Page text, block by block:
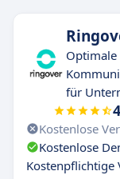
Optimale
für
Kostenlose
Kostenlose
Kostenpflichtige